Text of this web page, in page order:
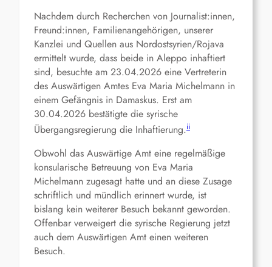
Nachdem durch Recherchen von Journalist:innen,
Freund:innen, Familienangehörigen, unserer
Kanzlei und Quellen aus Nordostsyrien/Rojava
ermittelt wurde, dass beide in Aleppo inhaftiert
sind, besuchte am 23.04.2026 eine Vertreterin
des Auswärtigen Amtes Eva Maria Michelmann in
einem Gefängnis in Damaskus. Erst am
30.04.2026 bestätigte die syrische
Übergangsregierung die Inhaftierung.ii
Obwohl das Auswärtige Amt eine regelmäßige
konsularische Betreuung von Eva Maria
Michelmann zugesagt hatte und an diese Zusage
schriftlich und mündlich erinnert wurde, ist
bislang kein weiterer Besuch bekannt geworden.
Offenbar verweigert die syrische Regierung jetzt
auch dem Auswärtigen Amt einen weiteren
Besuch.